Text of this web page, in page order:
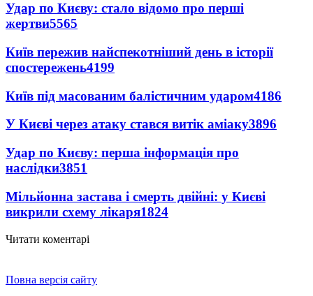
Удар по Києву: стало відомо про перші
жертви5565
Київ пережив найспекотніший день в історії
спостережень4199
Київ під масованим балістичним ударом4186
У Києві через атаку стався витік аміаку3896
Удар по Києву: перша інформація про
наслідки3851
Мільйонна застава і смерть двійні: у Києві
викрили схему лікаря1824
Читати коментарі
Повна версія сайту